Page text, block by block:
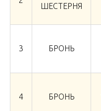
ШЕСТЕРНЯ
3 БРОНЬ
4 БРОНЬ